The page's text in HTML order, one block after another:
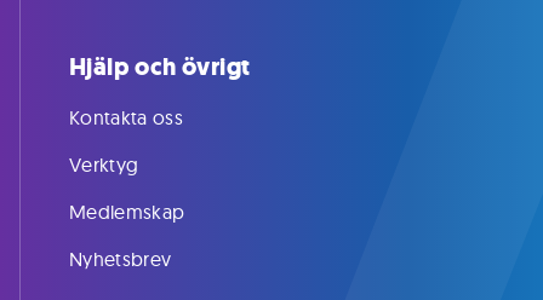
Hjälp och övrigt
Kontakta oss
Verktyg
Medlemskap
Nyhetsbrev